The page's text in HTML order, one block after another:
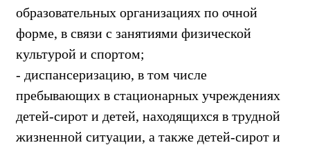
образовательных организациях по очной
форме, в связи с занятиями физической
культурой и спортом;
- диспансеризацию, в том числе
пребывающих в стационарных учреждениях
детей-сирот и детей, находящихся в трудной
жизненной ситуации, а также детей-сирот и